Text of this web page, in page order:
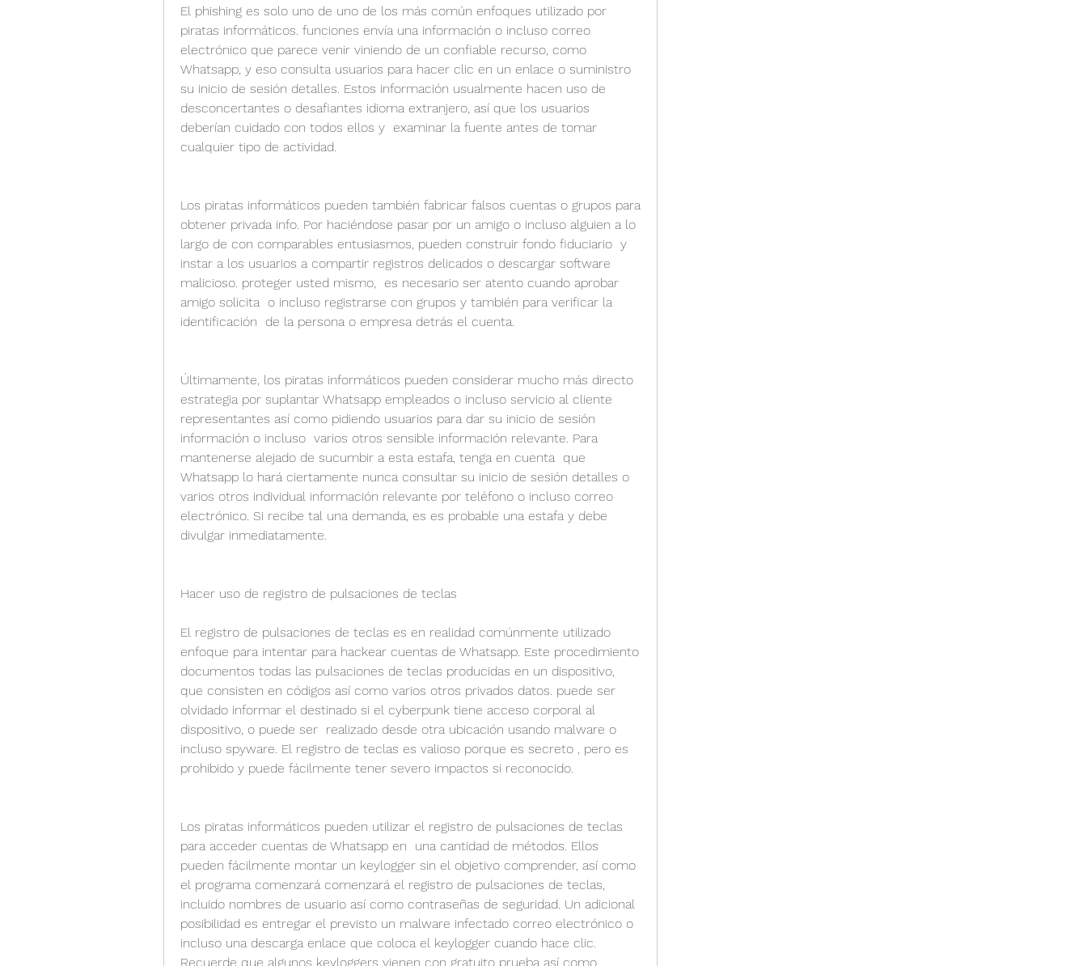
El phishing es solo uno de uno de los más común enfoques utilizado por
piratas informáticos. funciones envía una información o incluso correo
electrónico que parece venir viniendo de un confiable recurso, como
Whatsapp, y eso consulta usuarios para hacer clic en un enlace o suministro
su inicio de sesión detalles. Estos información usualmente hacen uso de
desconcertantes o desafiantes idioma extranjero, así que los usuarios
deberían cuidado con todos ellos y  examinar la fuente antes de tomar
cualquier tipo de actividad.
Los piratas informáticos pueden también fabricar falsos cuentas o grupos para
obtener privada info. Por haciéndose pasar por un amigo o incluso alguien a lo
largo de con comparables entusiasmos, pueden construir fondo fiduciario  y
instar a los usuarios a compartir registros delicados o descargar software
malicioso. proteger usted mismo,  es necesario ser atento cuando aprobar
amigo solicita  o incluso registrarse con grupos y también para verificar la
identificación  de la persona o empresa detrás el cuenta.
Últimamente, los piratas informáticos pueden considerar mucho más directo
estrategia por suplantar Whatsapp empleados o incluso servicio al cliente
representantes así como pidiendo usuarios para dar su inicio de sesión
información o incluso  varios otros sensible información relevante. Para
mantenerse alejado de sucumbir a esta estafa, tenga en cuenta  que
Whatsapp lo hará ciertamente nunca consultar su inicio de sesión detalles o
varios otros individual información relevante por teléfono o incluso correo
electrónico. Si recibe tal una demanda, es es probable una estafa y debe
divulgar inmediatamente.
Hacer uso de registro de pulsaciones de teclas
El registro de pulsaciones de teclas es en realidad comúnmente utilizado
enfoque para intentar para hackear cuentas de Whatsapp. Este procedimiento
documentos todas las pulsaciones de teclas producidas en un dispositivo,
que consisten en códigos así como varios otros privados datos. puede ser
olvidado informar el destinado si el cyberpunk tiene acceso corporal al
dispositivo, o puede ser  realizado desde otra ubicación usando malware o
incluso spyware. El registro de teclas es valioso porque es secreto , pero es
prohibido y puede fácilmente tener severo impactos si reconocido.
Los piratas informáticos pueden utilizar el registro de pulsaciones de teclas
para acceder cuentas de Whatsapp en  una cantidad de métodos. Ellos
pueden fácilmente montar un keylogger sin el objetivo comprender, así como
el programa comenzará comenzará el registro de pulsaciones de teclas,
incluido nombres de usuario así como contraseñas de seguridad. Un adicional
posibilidad es entregar el previsto un malware infectado correo electrónico o
incluso una descarga enlace que coloca el keylogger cuando hace clic.
Recuerde que algunos keyloggers vienen con gratuito prueba así como